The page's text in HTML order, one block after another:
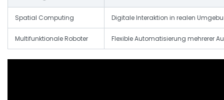
Spatial Computing Digitale Interaktion in realen
Multifunktionale Roboter Flexible Automatisierung mehrerer